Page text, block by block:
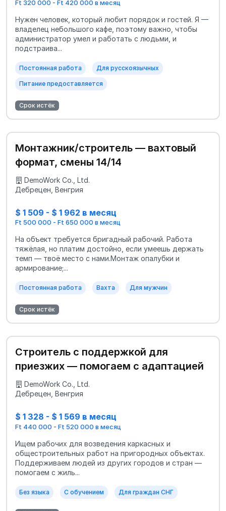
Ft 320 000 - Ft 420 000 в месяц
Нужен человек, который любит порядок и гостей. Я —
владелец небольшого кафе, поэтому важно, чтобы
администратор умел и работать с людьми, и
подстраива...
Постоянная работа Для русскоязычных
Питание предоставляется
Срок истёк
Монтажник/строитель — вахтовый
формат, смены 14/14
DemoWork Co., Ltd.
Дебрецен, Венгрия
$ 1 509 - $ 1 962 в месяц
Ft 500 000 - Ft 650 000 в месяц
На объект требуется бригадный рабочий. Работа
тяжёлая, но платим достойно, если умеешь держать
темп — твоё место с нами.Монтаж опалубки и
армирование;...
Постоянная работа Вахта Для мужчин
Срок истёк
Строитель с поддержкой для
приезжих — помогаем с адаптацией
DemoWork Co., Ltd.
Дебрецен, Венгрия
$ 1 328 - $ 1 569 в месяц
Ft 440 000 - Ft 520 000 в месяц
Ищем рабочих для возведения каркасных и
общестроительных работ на пригородных объектах.
Поддерживаем людей из других городов и стран —
помогаем с жиль...
Без языка С обучением Для граждан СНГ